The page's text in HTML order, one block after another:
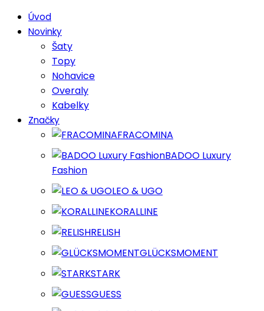
Úvod
Novinky
Šaty
Topy
Nohavice
Overaly
Kabelky
Značky
FRACOMINA
BADOO Luxury
Fashion
LEO & UGO
KORALLINE
RELISH
GLÜCKSMOMENT
STARK
GUESS